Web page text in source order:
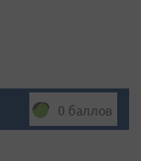
0 баллов